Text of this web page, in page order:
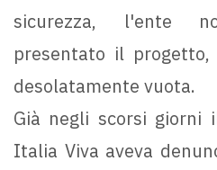
sicurezza, l'ente
presentato il
desolatamente vuota.
Già negli scorsi giorni
Italia Viva aveva